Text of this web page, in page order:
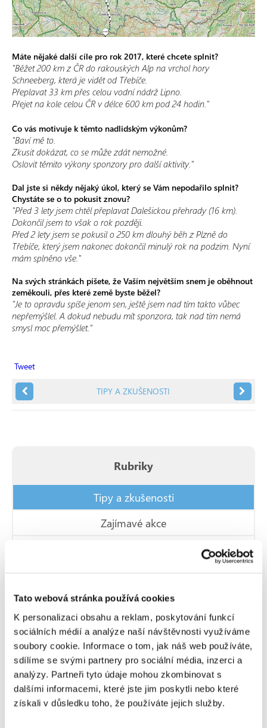
Tato webová stránka používá cookies
K personalizaci obsahu a reklam, poskytování funkcí
sociálních médií a analýze naší návštěvnosti využíváme
soubory cookie. Informace o tom, jak náš web používáte,
sdílíme se svými partnery pro sociální média, inzerci a
analýzy. Partneři tyto údaje mohou zkombinovat s
dalšími informacemi, které jste jim poskytli nebo které
získali v důsledku toho, že používáte jejich služby.
Máte nějaké další cíle pro rok 2017, které chcete splnit?
"Běžet 200 km z ČR do rakouských Alp na vrchol hory
Schneeberg, která je vidět od Třebíče.
Přeplavat 33 km přes celou vodní nádrž Lipno.
Přejet na kole celou ČR v délce 600 km pod 24 hodin."
Co vás motivuje k těmto nadlidským výkonům?
"Baví mě to.
Zkusit dokázat, co se může zdát nemožné.
Oslovit těmito výkony sponzory pro další aktivity."
Dal jste si někdy nějaký úkol, který se Vám nepodařilo splnit?
Chystáte se o to pokusit znovu?
"Před 3 lety jsem chtěl přeplavat Dalešickou přehrady (16 km).
Dokončil jsem to však o rok později.
Před 2 lety jsem se pokusil o 250 km dlouhý běh z Plzně do
Třebíče, který jsem nakonec dokončil minulý rok na podzim. Nyní
mám splněno vše."
Na svých stránkách píšete, že Vaším největším snem je oběhnout
zeměkouli, přes které země byste běžel?
"Je to opravdu spíše jenom sen, ještě jsem nad tím takto vůbec
nepřemýšlel. A dokud nebudu mít sponzora, tak nad tím nemá
smysl moc přemýšlet."
Tweet
TIPY A ZKUŠENOSTI
Rubriky
Tipy a zkušenosti
Zajímavé akce
Video návody
Nákladní doprava
Poslední příspěvky